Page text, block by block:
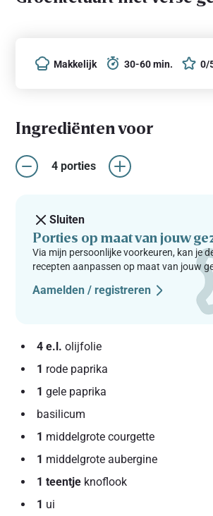
Makkelijk 30-60 min. 0/
Ingrediënten voor
4 porties
Sluiten
Porties op maat van jouw
Via mijn persoonlijke voorkeuren, kan je
recepten aanpassen op maat van jouw
Aamelden / registreren
4 e.l. olijfolie
1 rode paprika
1gele paprika
basilicum
1 middelgrote courgette
1 middelgrote aubergine
1 teentje knoflook
1 ui